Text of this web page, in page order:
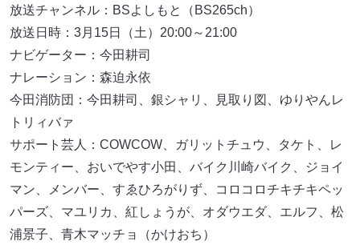
放送チャンネル：BSよしもと（BS265ch）
放送日時：3月15日（土）20:00～21:00
ナビゲーター：今田耕司
ナレーション：森迫永依
今田消防団：今田耕司、銀シャリ、見取り図、ゆりやんレ
トリィバァ
サポート芸人：COWCOW、ガリットチュウ、タケト、レ
モンティー、おいでやす小田、バイク川崎バイク、ジョイ
マン、メンバー、すゑひろがりず、コロコロチキチキペッ
パーズ、マユリカ、紅しょうが、オダウエダ、エルフ、松
浦景子、青木マッチョ（かけおち）